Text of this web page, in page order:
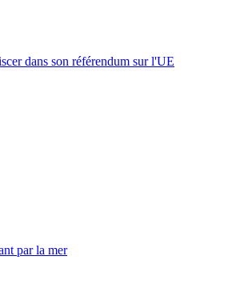
dans son référendum sur l'UE
par la mer